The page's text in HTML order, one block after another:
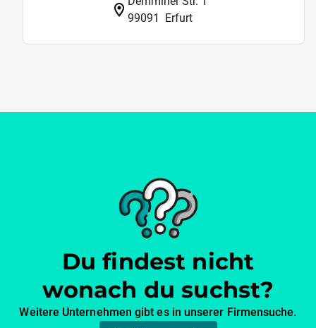
99091
Erfurt
Du findest nicht
wonach du suchst?
Weitere Unternehmen gibt es in unserer Firmensuche.